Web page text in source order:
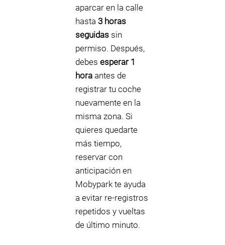
aparcar en la calle
hasta 3 horas
seguidas sin
permiso. Después,
debes esperar 1
hora antes de
registrar tu coche
nuevamente en la
misma zona. Si
quieres quedarte
más tiempo,
reservar con
anticipación en
Mobypark te ayuda
a evitar re-registros
repetidos y vueltas
de último minuto.